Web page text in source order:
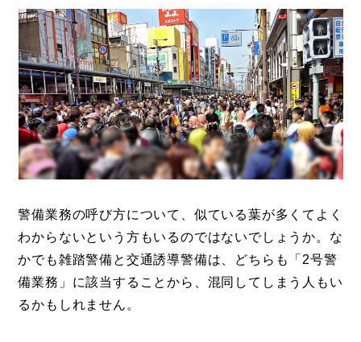
警備業務の呼び方について、似ている葉が多くてよく
わからないという方もいるのではないでしょうか。な
かでも雑踏警備と交通誘導警備は、どちらも「2号警
備業務」に該当することから、混同してしまう人もい
るかもしれません。